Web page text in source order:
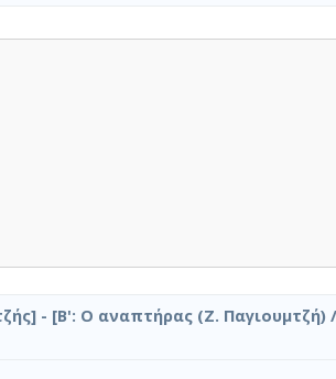
- [Β': Ο αναπτήρας (Ζ. Παγιουμτζή)